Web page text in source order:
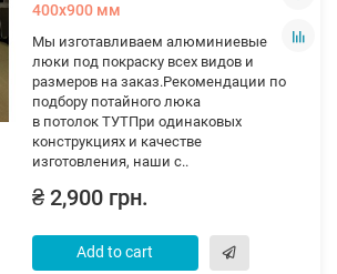
400х900 мм
Мы изготавливаем алюминиевые
люки под покраску всех видов и
размеров на заказ.Рекомендации по
подбору потайного люка
в потолок ТУТПри одинаковых
конструкциях и качестве
изготовления, наши с..
₴ 2,900 грн.
Add to cart